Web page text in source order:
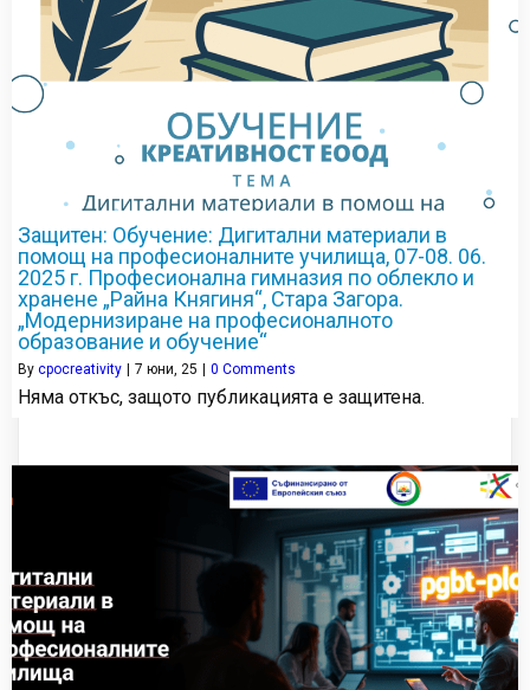
Защитен: Обучение: Дигитални материали в
помощ на професионалните училища, 07-08. 06.
2025 г. Професионална гимназия по облекло и
хранене „Райна Княгиня“, Стара Загора.
„Модернизиране на професионалното
образование и обучение“
By cpocreativity 7 юни, 25 0 Comments
Няма откъс, защото публикацията е защитена.